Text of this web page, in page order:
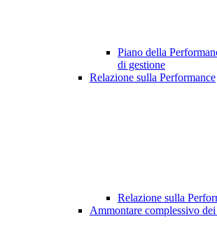
Piano della
di gestione
Relazione sulla Performance
Relazione sulla
Ammontare complessivo